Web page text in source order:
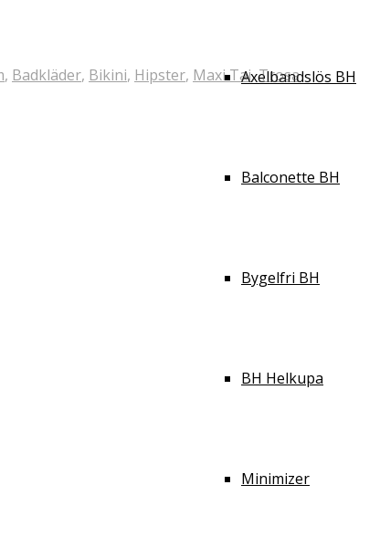
Axelbandslös BH
Balconette BH
Bygelfri BH
BH Helkupa
Minimizer
, Badkläder, Bikini, Hipster, Maxi Tai,Trosa